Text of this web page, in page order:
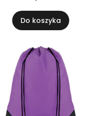
Do koszyka